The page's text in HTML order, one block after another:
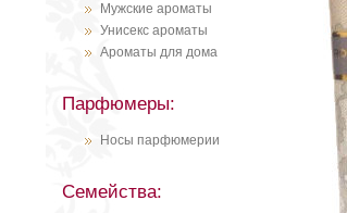
Мужские ароматы
Унисекс ароматы
Ароматы для дома
Парфюмеры:
Носы парфюмерии
Семейства: